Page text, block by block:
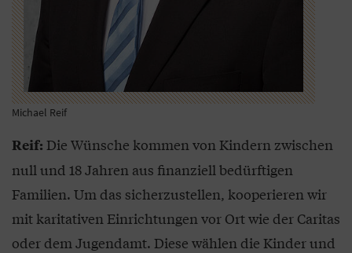
Michael Reif
Reif: Die Wünsche kommen von Kindern zwischen
null und 18 Jahren aus finanziell bedürftigen
Familien. Um das sicherzustellen, kooperieren wir
mit karitativen Einrichtungen vor Ort wie der Caritas
oder dem Jugendamt. Diese wählen die Kinder und